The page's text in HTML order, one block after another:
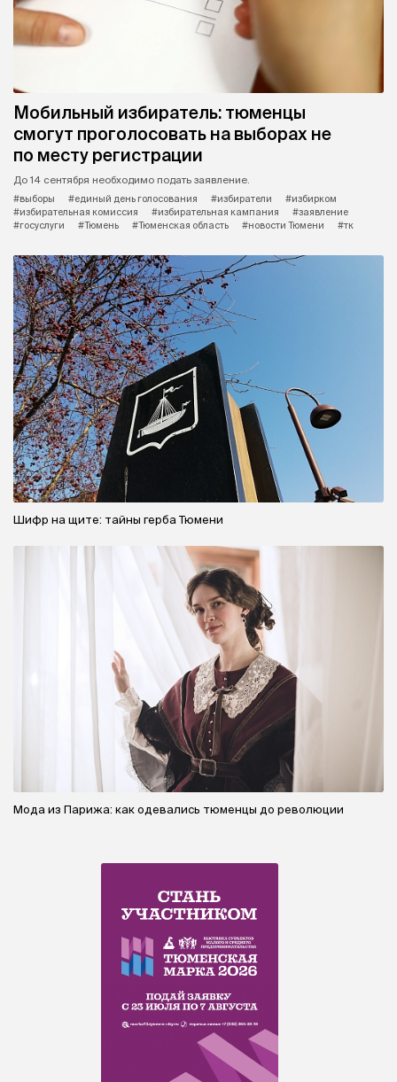
Мобильный избиратель: тюменцы
смогут проголосовать на выборах не
по месту регистрации
До 14 сентября необходимо подать заявление.
#выборы
#единый день голосования #избиратели
#избирком
#избирательная комиссия
#избирательная кампания
#заявление
#госуслуги
#Тюмень #Тюменская область #новости Тюмени #тк
Шифр на щите: тайны герба Тюмени
Мода из Парижа: как одевались тюменцы до революции